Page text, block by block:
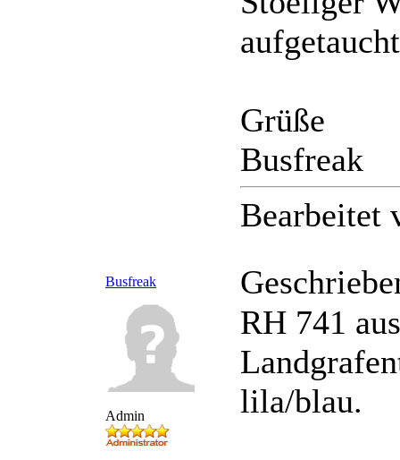
aufgetaucht
Grüße
Busfreak
Bearbeitet
Busfreak
Admin
RH 741
lila/blau.